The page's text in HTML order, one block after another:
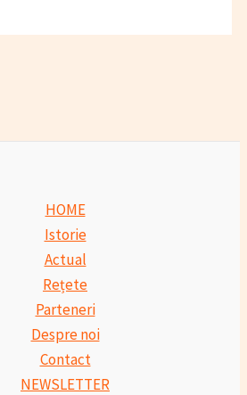
HOME
Istorie
Actual
Rețete
Parteneri
Despre noi
Contact
NEWSLETTER